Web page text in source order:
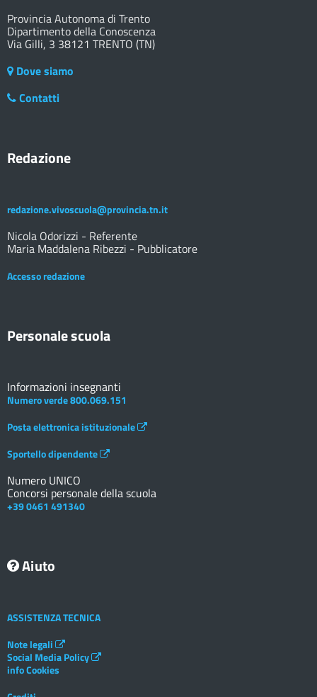
Provincia Autonoma di Trento
Dipartimento della Conoscenza
Via Gilli, 3 38121 TRENTO (TN)
Dove siamo
Contatti
Redazione
redazione.vivoscuola@provincia.tn.it
Nicola Odorizzi - Referente
Maria Maddalena Ribezzi - Pubblicatore
Accesso redazione
Personale scuola
Informazioni insegnanti
Numero verde 800.069.151
Posta elettronica istituzionale
Sportello dipendente
Numero UNICO
Concorsi personale della scuola
+39 0461 491340
Aiuto
ASSISTENZA TECNICA
Note legali
Social Media Policy
info Cookies